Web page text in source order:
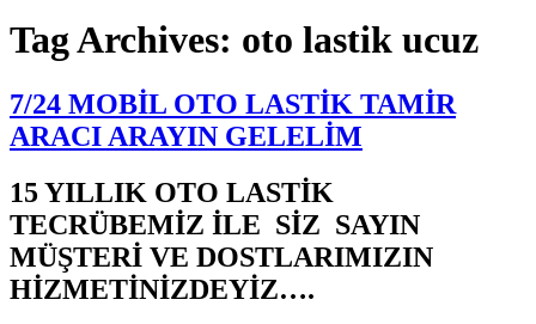
Tag Archives: oto lastik ucuz
7/24 MOBİL OTO LASTİK TAMİR
ARACI ARAYIN GELELİM
15 YILLIK OTO LASTİK
TECRÜBEMİZ İLE SİZ SAYIN
MÜŞTERİ VE DOSTLARIMIZIN
HİZMETİNİZDEYİZ….